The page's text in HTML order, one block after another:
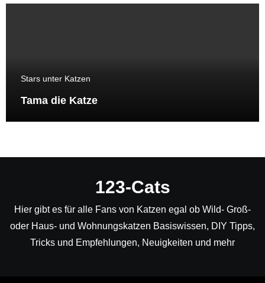
Stars unter Katzen
Tama die Katze
123-Cats
Hier gibt es für alle Fans von Katzen egal ob Wild- Groß-
oder Haus- und Wohnungskatzen Basiswissen, DIY Tipps,
Tricks und Empfehlungen, Neuigkeiten und mehr